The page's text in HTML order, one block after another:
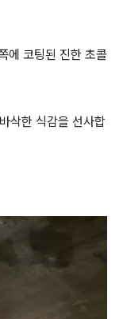
에 코팅된 진한 초콜
삭한 식감을 선사합